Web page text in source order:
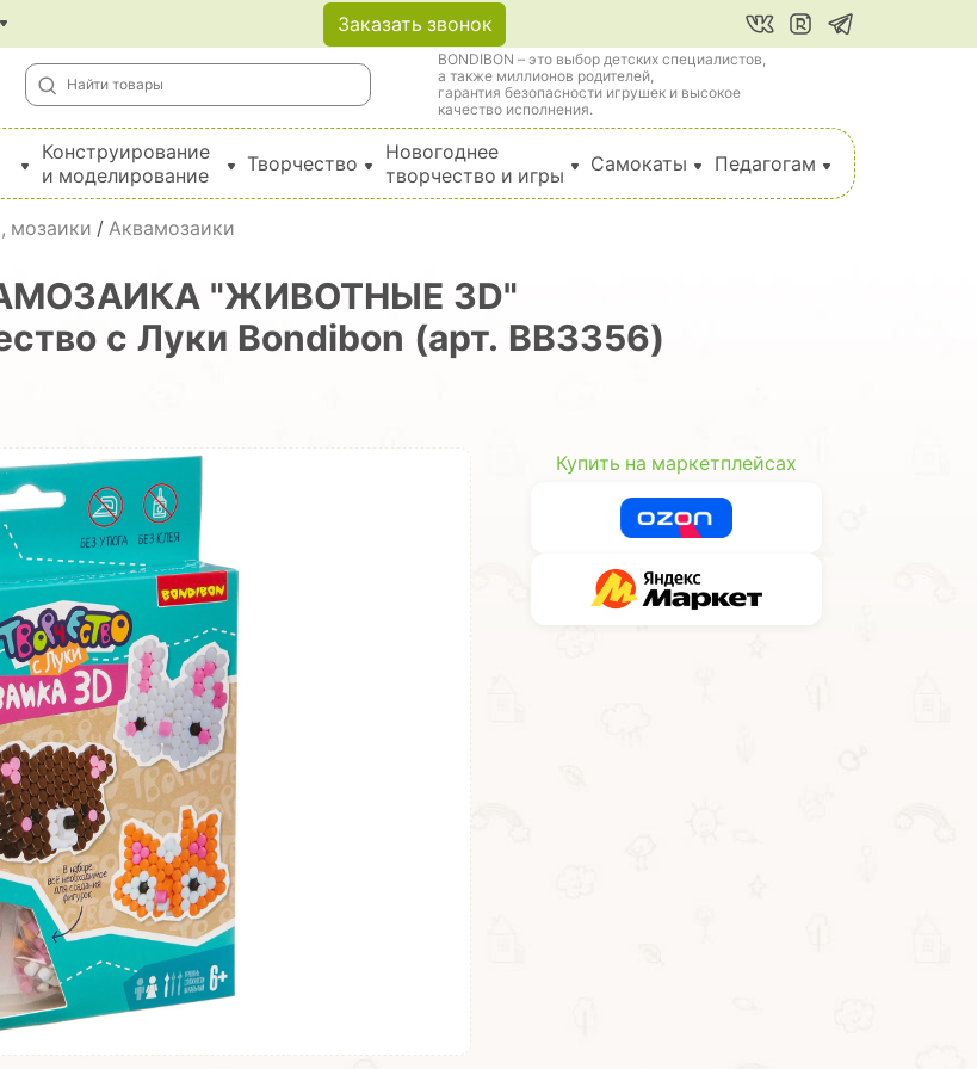
Заказать звонок
BONDIBON – это выбор детских специалистов,
а также миллионов родителей,
гарантия безопасности игрушек и высокое
качество исполнения.
Конструирование
и моделирование
Творчество
Новогоднее
творчество и игры
Самокаты Педагогам
мозаики / Аквамозаики
"ЖИВОТНЫЕ 3D"
с Луки Bondibon (арт. ВВ3356)
Купить на маркетплейсах